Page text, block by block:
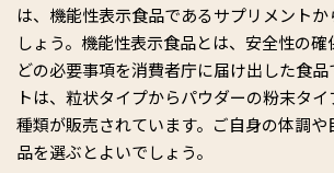
は、機能性表示食品であるサプリメント
しょう。機能性表示食品とは、安全性の
どの必要事項を消費者庁に届け出した食
トは、粒状タイプからパウダーの粉末タ
種類が販売されています。ご自身の体調や
品を選ぶとよいでしょう。